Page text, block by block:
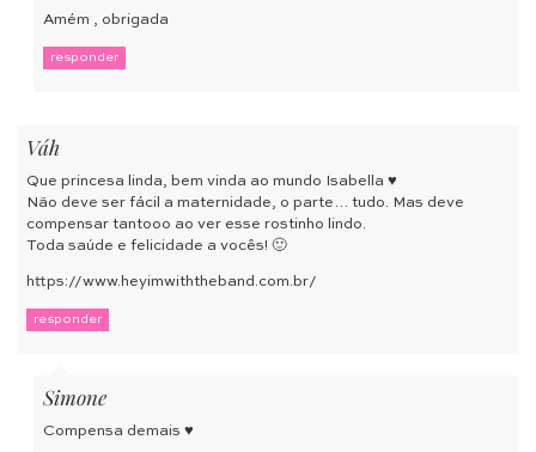
Amém , obrigada
responder
Váh
Que princesa linda, bem vinda ao mundo Isabella ♥
Não deve ser fácil a maternidade, o parte… tudo. Mas deve
compensar tantooo ao ver esse rostinho lindo.
Toda saúde e felicidade a vocês! 🙂
https://www.heyimwiththeband.com.br/
responder
Simone
Compensa demais ♥